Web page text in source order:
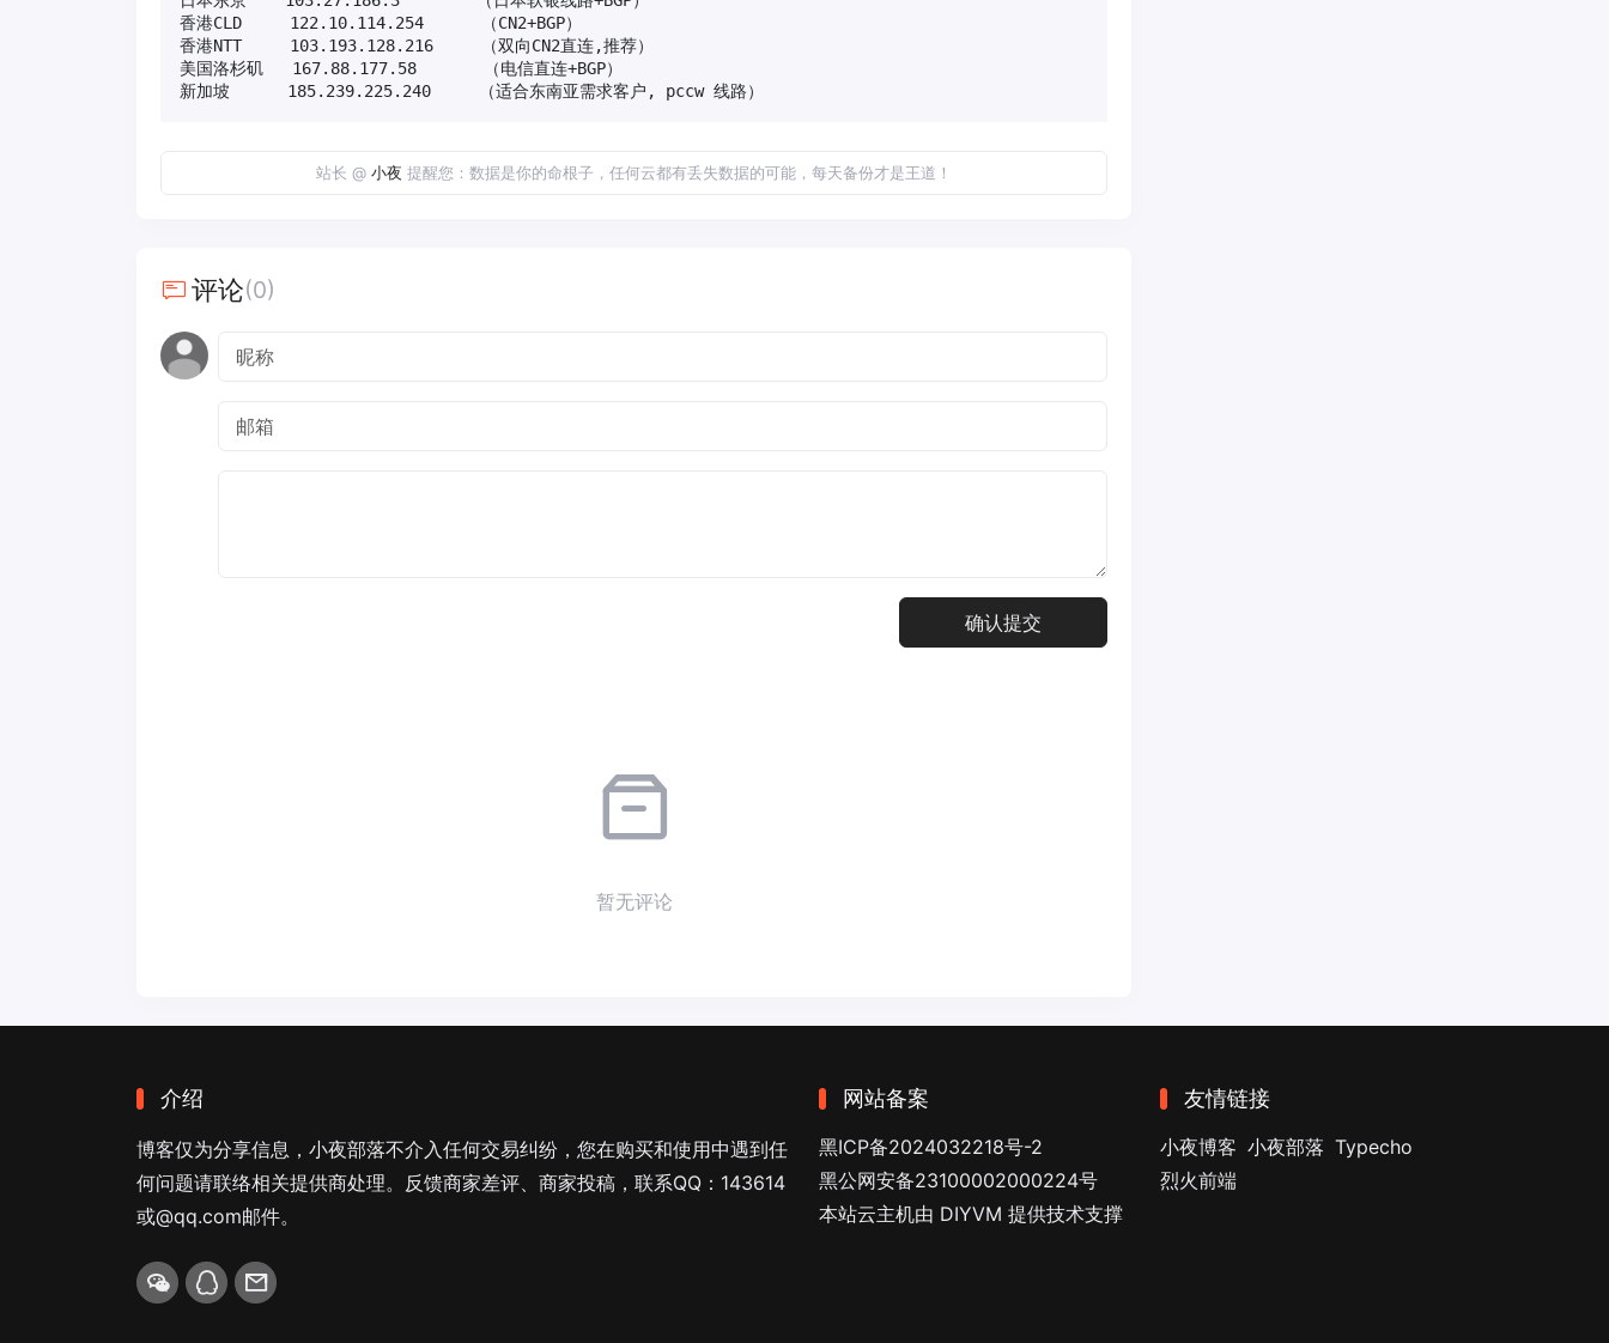
香港CLD     122.10.114.254      （CN2+BGP）
香港NTT     103.193.128.216     （双向CN2直连,推荐）
美国洛杉矶   167.88.177.58       （电信直连+BGP）
新加坡      185.239.225.240     （适合东南亚需求客户, pccw 线路）
站长 @ 小夜 提醒您：数据是你的命根子，任何云都有丢失数据的可能，每天备份才是王道！
评论(0)
暂无评论
介绍
博客仅为分享信息，小夜部落不介入任何交易纠纷，您在购买和使用中遇到任
何问题请联络相关提供商处理。反馈商家差评、商家投稿，联系QQ：143614
或@qq.com邮件。
网站备案
黑ICP备2024032218号-2
黑公网安备23100002000224号
本站云主机由 DIYVM 提供技术支撑
友情链接
小夜博客 小夜部落 Typecho
烈火前端